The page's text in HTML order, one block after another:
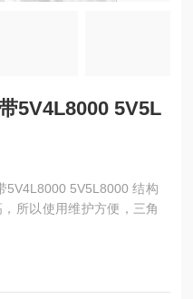
5V4L8000 5V5L
5V5L8000 结构
所以使用维护方便，三角